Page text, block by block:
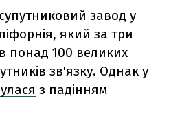
завод у
який за три
понад 100 великих
зв'язку. Однак у
з падінням